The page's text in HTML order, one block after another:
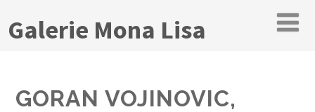
Galerie Mona Lisa
GORAN VOJINOVIC,